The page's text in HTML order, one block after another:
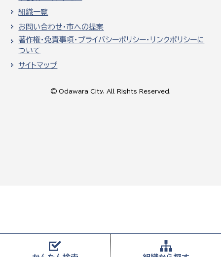
組織一覧
お問い合わせ・市への提案
著作権・免責事項・プライバシーポリシー・リンクポリシーに
ついて
サイトマップ
© Odawara City, All Rights Reserved.